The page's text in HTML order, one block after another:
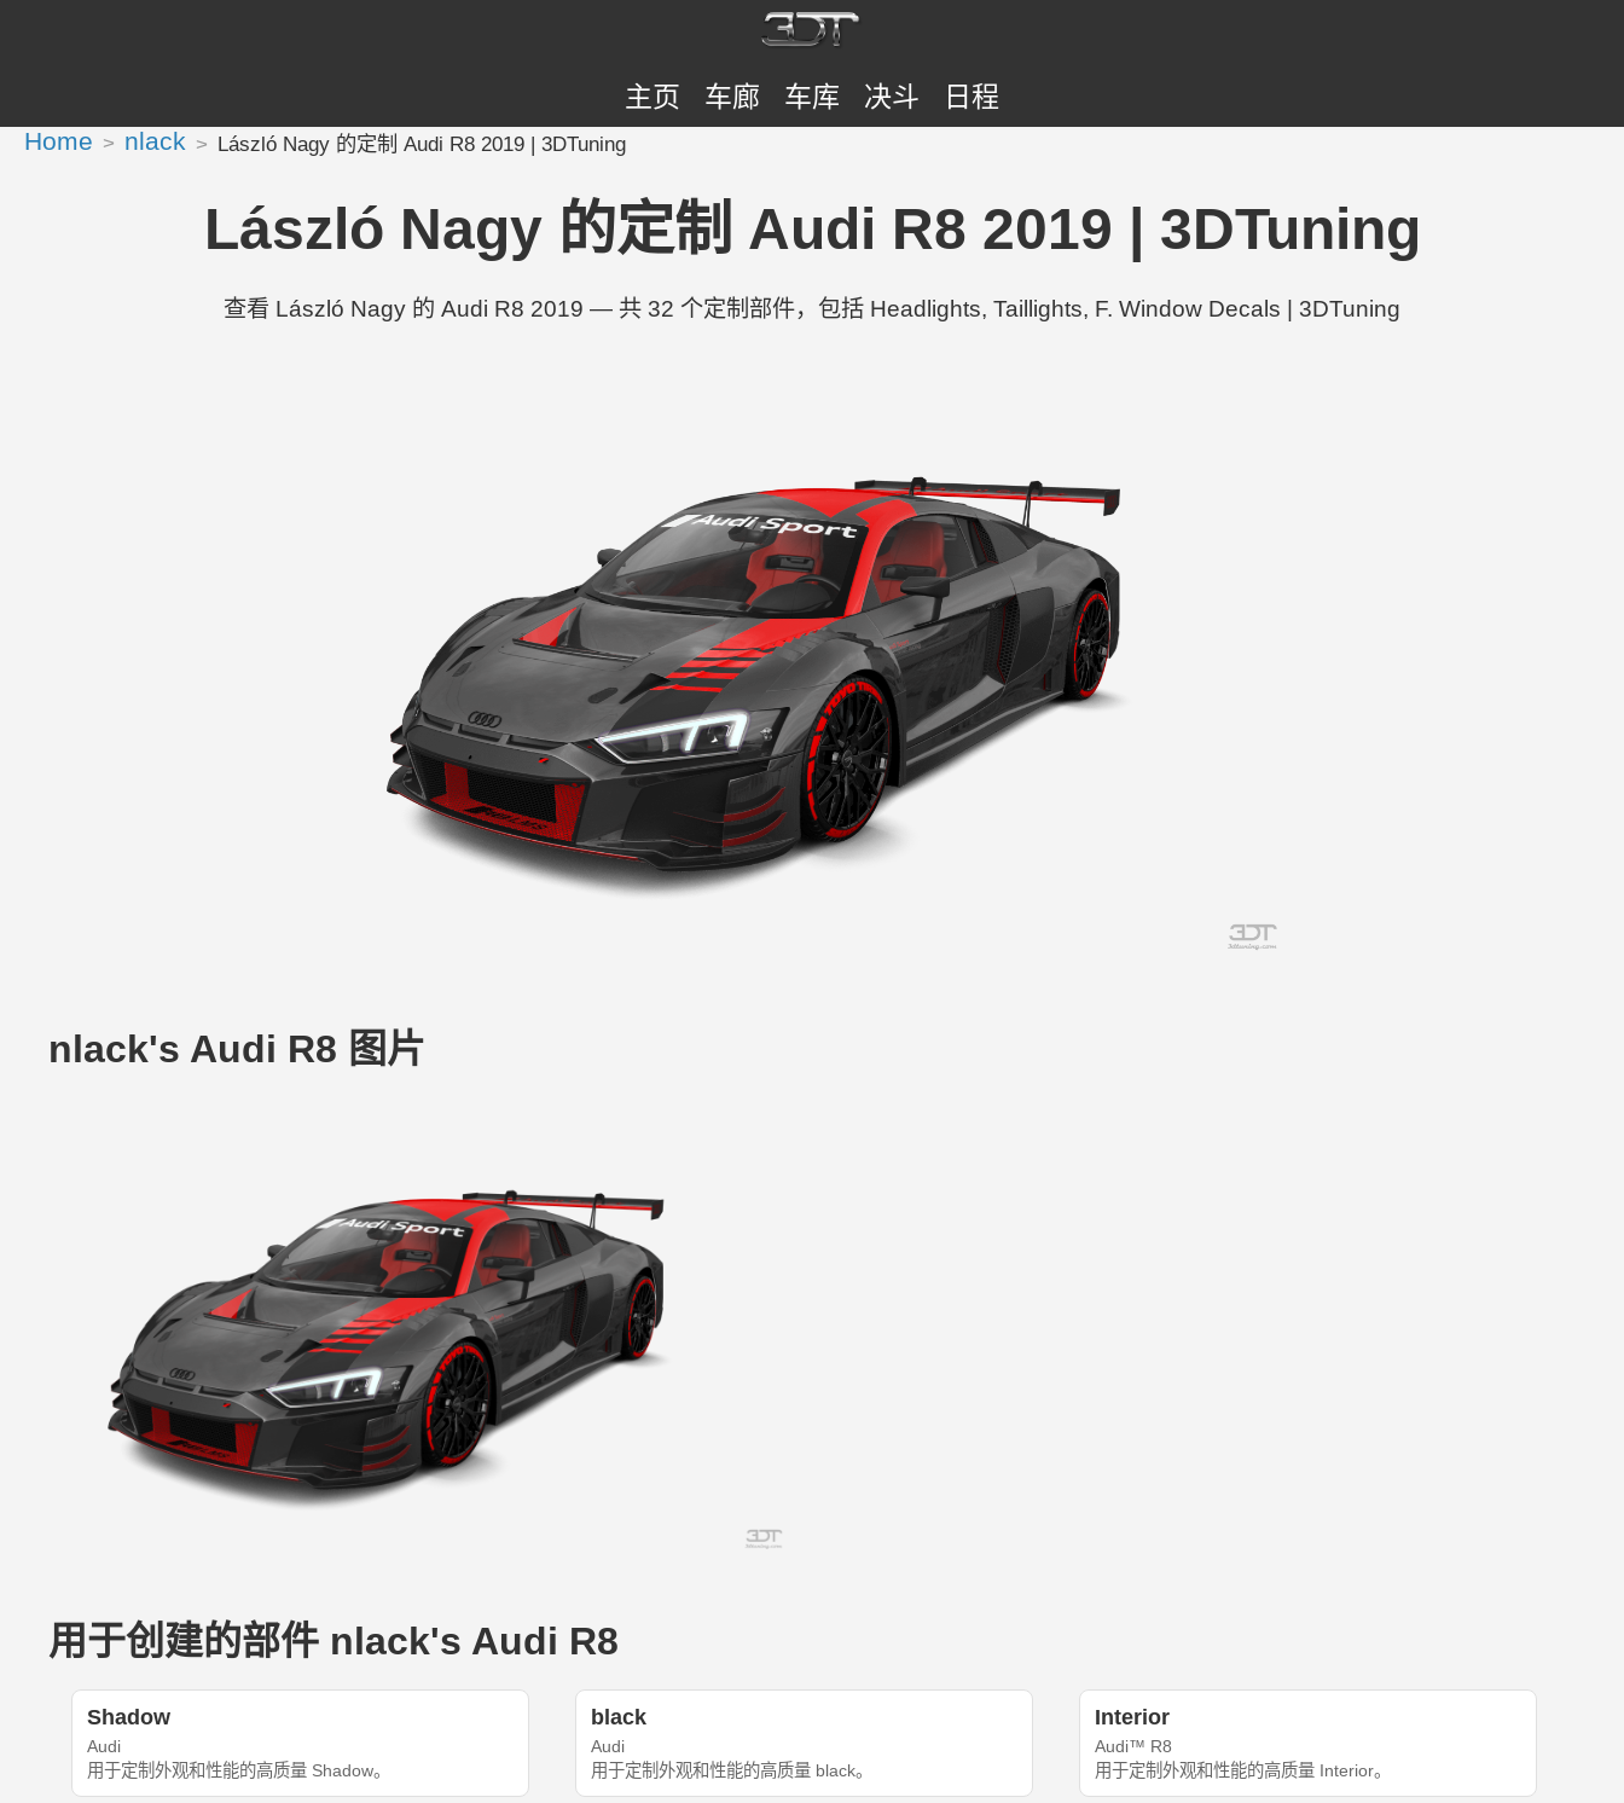
主页 车廊 车库 决斗 日程
Home nlack László Nagy 的定制 Audi R8 2019 | 3DTuning
László Nagy 的定制 Audi R8 2019 | 3DTuning
查看 László Nagy 的 Audi R8 2019 — 共 32 个定制部件，包括 Headlights, Taillights, F. Window Decals | 3DTuning
nlack's Audi R8 图片
用于创建的部件 nlack's Audi R8
Shadow
Audi
用于定制外观和性能的高质量 Shadow。
black
Audi
用于定制外观和性能的高质量 black。
Interior
Audi™ R8
用于定制外观和性能的高质量 Interior。